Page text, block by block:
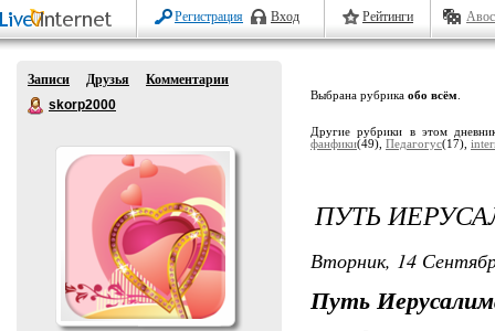
Регистрация Вход Рейтинги
Записи Друзья
Комментарии
skorp2000
Выбрана рубрика обо всём
Другие рубрики в этом
фанфики(49), Педагогус(17),
ПУТЬ
Вторник, 14
Путь